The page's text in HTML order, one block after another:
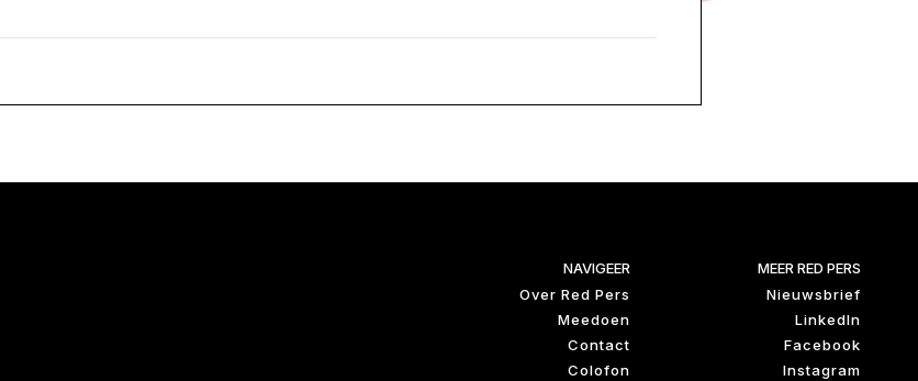
NAVIGEER
Over Red Pers
Meedoen
Contact
Colofon
MEER RED PERS
Nieuwsbrief
LinkedIn
Facebook
Instagram